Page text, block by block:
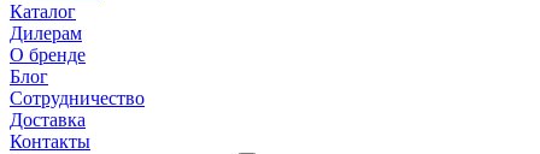
Каталог
Дилерам
О бренде
Блог
Сотрудничество
Доставка
Контакты